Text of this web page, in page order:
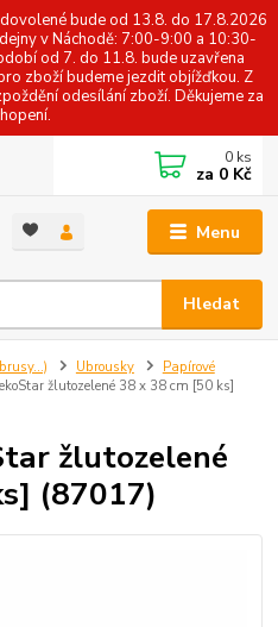
bude od 13.8. do 17.8.2026
v Náchodě: 7:00-9:00 a 10:30-
od 7. do 11.8. bude uzavřena
zboží budeme jezdit objížďkou. Z
odesílání zboží. Děkujeme za
Menu
Hledat
0 ks
za 0 Kč
Ubrousky
Papírové
žlutozelené 38 x 38 cm [50 ks]
žlutozelené
(87017)